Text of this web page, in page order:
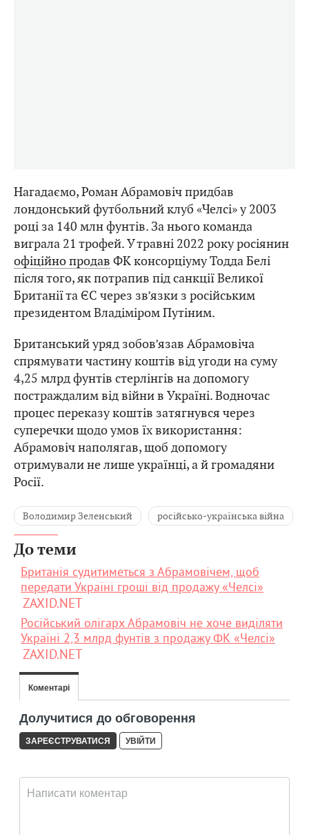
Нагадаємо, Роман Абрамовіч придбав
лондонський футбольний клуб «Челсі» у 2003
році за 140 млн фунтів. За нього команда
виграла 21 трофей. У травні 2022 року росіянин
офіційно продав ФК консорціуму Тодда Белі
після того, як потрапив під санкції Великої
Британії та ЄС через зв’язки з російським
президентом Владіміром Путіним.
Британський уряд зобов’язав Абрамовіча
спрямувати частину коштів від угоди на суму
4,25 млрд фунтів стерлінгів на допомогу
постраждалим від війни в Україні. Водночас
процес переказу коштів затягнувся через
суперечки щодо умов їх використання:
Абрамовіч наполягав, щоб допомогу
отримували не лише українці, а й громадяни
Росії.
Володимир Зеленський російсько-українська війна
До теми
Британія судитиметься з Абрамовічем, щоб
передати Україні гроші від продажу «Челсі»
ZAXID.NET
Російський олігарх Абрамовіч не хоче виділяти
Україні 2,3 млрд фунтів з продажу ФК «Челсі»
ZAXID.NET